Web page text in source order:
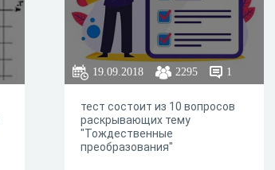
19.09.2018 2295 1
тест состоит из 10 вопросов
раскрывающих тему
"Тождественные
преобразования"